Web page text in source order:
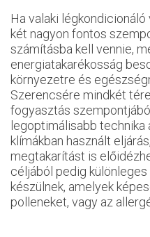
Ha valaki
két nagyon fontos
számításba kell vennie,
energiatakarékosság
környezetre és
Szerencsére mindkét
fogyasztás
legoptimálisabb
klímákban használt
megtakarítást is
céljából pedig
készülnek, amelyek
polleneket, vagy az